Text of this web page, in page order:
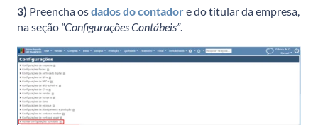
3) Preencha osdados do contadore do titular da empresa,
na seção “Configurações Contábeis”.